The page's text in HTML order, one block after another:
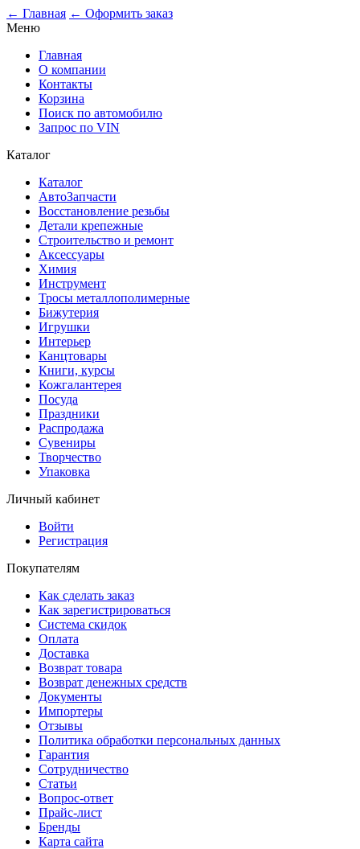
← Главная ← Оформить заказ
Меню
Главная
О компании
Контакты
Корзина
Поиск по автомобилю
Запрос по VIN
Каталог
Каталог
АвтоЗапчасти
Восстановление резьбы
Детали крепежные
Строительство и ремонт
Аксессуары
Химия
Инструмент
Тросы металлополимерные
Бижутерия
Игрушки
Интерьер
Канцтовары
Книги, курсы
Кожгалантерея
Посуда
Праздники
Распродажа
Сувениры
Творчество
Упаковка
Личный кабинет
Войти
Регистрация
Покупателям
Как сделать заказ
Как зарегистрироваться
Система скидок
Оплата
Доставка
Возврат товара
Возврат денежных средств
Документы
Импортеры
Отзывы
Политика обработки персональных данных
Гарантия
Сотрудничество
Статьи
Вопрос-ответ
Прайс-лист
Бренды
Карта сайта